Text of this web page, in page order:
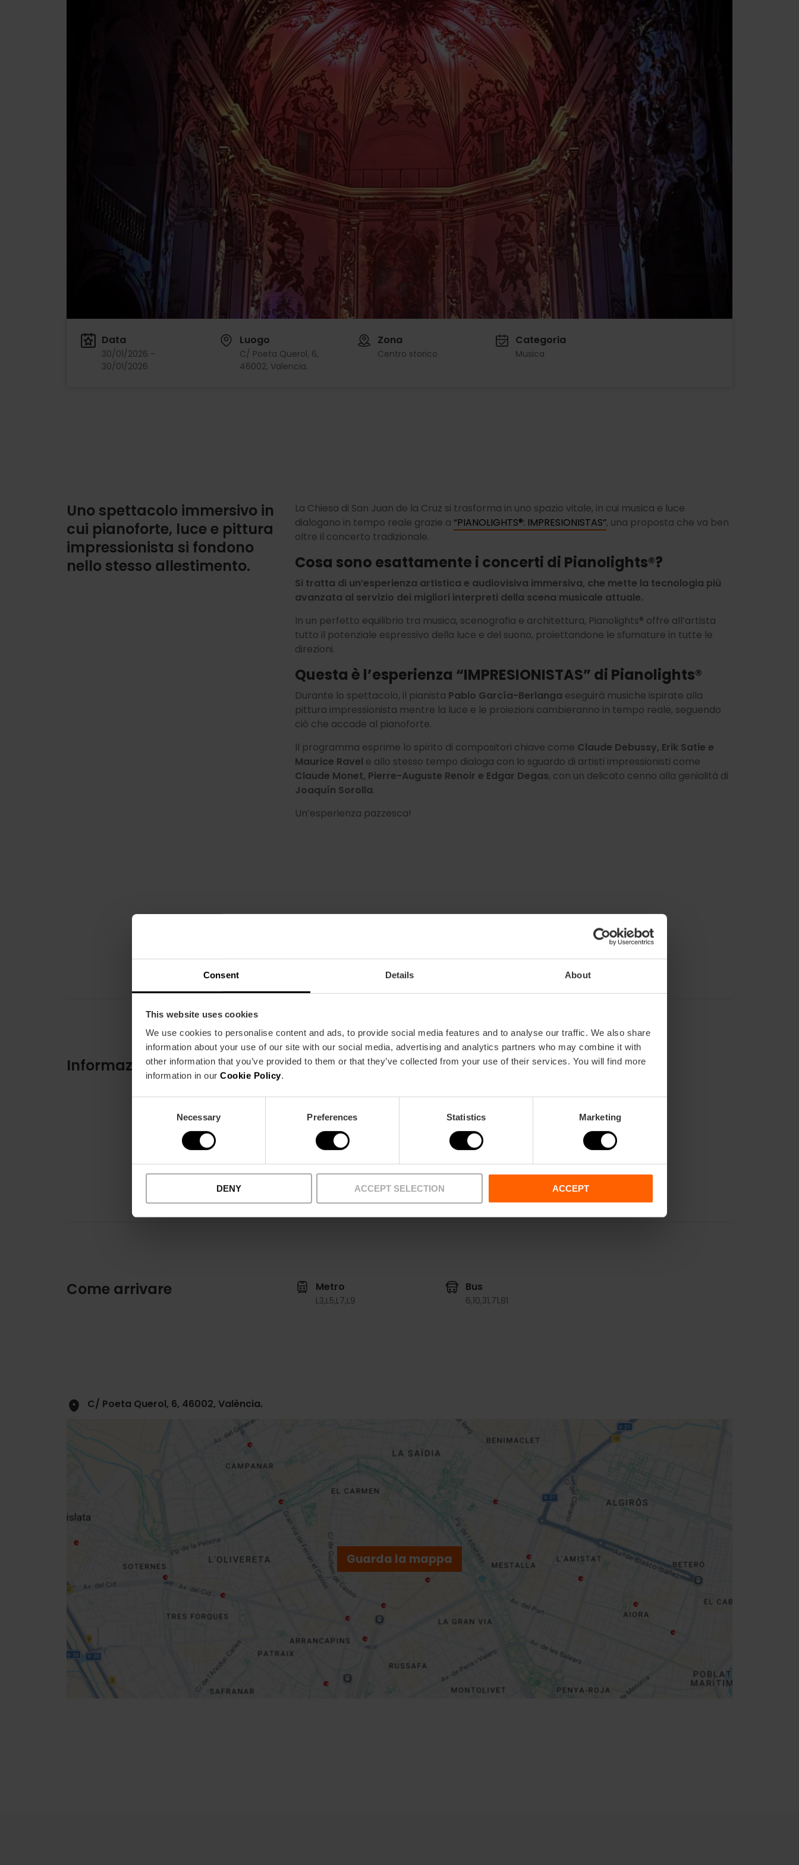
Consent Details About
This website uses cookies
We use cookies to personalise content and ads, to provide social media features and to analyse our traffic. We also share
information about your use of our site with our social media, advertising and analytics partners who may combine it with
other information that you’ve provided to them or that they’ve collected from your use of their services. You will find more
information in our Cookie Policy.
Necessary Preferences Statistics Marketing
DENY ACCEPT SELECTION ACCEPT
Data
30/01/2026 -
30/01/2026
Luogo
C/ Poeta Querol, 6,
46002, Valencia.
Zona
Centro storico
Categoria
Musica
Uno spettacolo immersivo in
cui pianoforte, luce e pittura
impressionista si fondono
nello stesso allestimento.
La Chiesa di San Juan de la Cruz si trasforma in uno spazio vitale, in cui musica e luce
dialogano in tempo reale grazie a “PIANOLIGHTS®: IMPRESIONISTAS”, una proposta che va ben
oltre il concerto tradizionale.
Cosa sono esattamente i concerti di Pianolights®?
Si tratta di un’esperienza artistica e audiovisiva immersiva, che mette la tecnologia più
avanzata al servizio dei migliori interpreti della scena musicale attuale.
In un perfetto equilibrio tra musica, scenografia e architettura, Pianolights® offre all’artista
tutto il potenziale espressivo della luce e del suono, proiettandone le sfumature in tutte le
direzioni.
Questa è l’esperienza “IMPRESIONISTAS” di Pianolights®
Durante lo spettacolo, il pianista Pablo García-Berlanga eseguirà musiche ispirate alla
pittura impressionista mentre la luce e le proiezioni cambieranno in tempo reale, seguendo
ciò che accade al pianoforte.
Il programma esprime lo spirito di compositori chiave come Claude Debussy, Erik Satie e
Maurice Ravel e allo stesso tempo dialoga con lo sguardo di artisti impressionisti come
Claude Monet, Pierre-Auguste Renoir e Edgar Degas, con un delicato cenno alla genialità di
Joaquín Sorolla.
Un’esperienza pazzesca!
Informazioni pratiche Data
Orario
Alle ore 20:30.
Tickets
A partire da 12 €.
Come arrivare Metro
L3,L5,L7,L9
Bus
6,10,31,71,81
C/ Poeta Querol, 6, 46002, València.
Guarda la mappa
Indicazioni
sidebar